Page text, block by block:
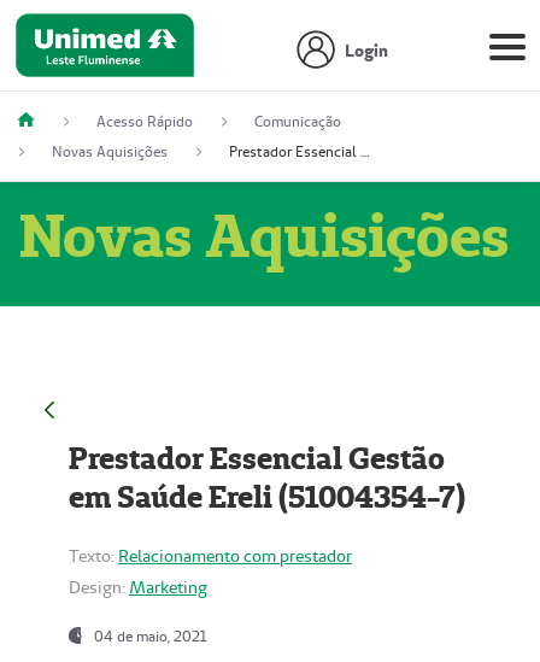
Login
Acesso Rápido
Comunicação
Novas Aquisições
Prestador Essencial Gestão em Saúde Ereli (51004354-7)
Novas Aquisições
Prestador Essencial Gestão
em Saúde Ereli (51004354-7)
Texto: Relacionamento com prestador
Design: Marketing
04 de maio, 2021